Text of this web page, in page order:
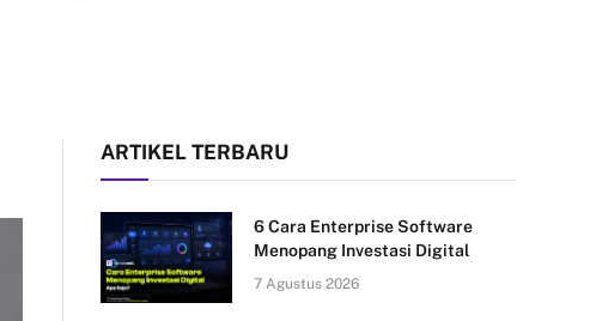
ARTIKEL TERBARU
6 Cara Enterprise Software
Menopang Investasi Digital
7 Agustus 2026